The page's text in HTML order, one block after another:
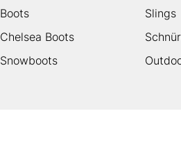
Boots
Slings
Chelsea Boots
Snowboots